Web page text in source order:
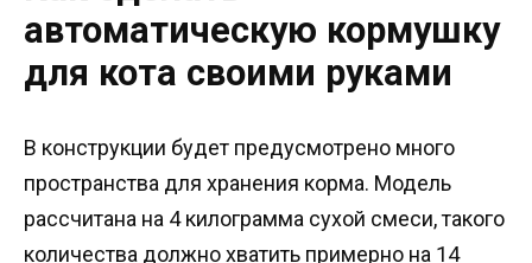
автоматическую кормушку
для кота своими руками
В конструкции будет предусмотрено много
пространства для хранения корма. Модель
рассчитана на 4 килограмма сухой смеси, такого
количества должно хватить примерно на 14